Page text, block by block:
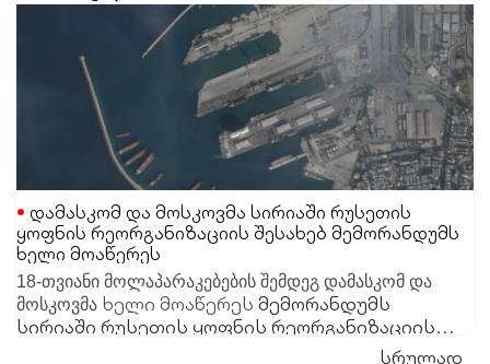
ყოფნის რეორგანიზაციის შესახებ მემორანდუმს
ხელი მოაწერეს
18-თვიანი მოლაპარაკებების შემდეგ დამასკომ და
მოსკოვმა ხელი მოაწერეს მემორანდუმს
სირიაში რუსეთის ყოფნის რეორგანიზაციის
შესახებ. შეთანხმების მიხედვით სამოქალაქო
სრულად